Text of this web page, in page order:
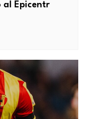
al Epicentr